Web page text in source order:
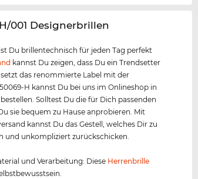
001 Designerbrillen
Du brillentechnisch für jeden Tag perfekt
kannst Du zeigen, dass Du ein Trendsetter
setzt das renommierte Label mit der
H kannst Du bei uns im Onlineshop in
Solltest Du die für Dich passenden
sie bequem zu Hause anprobieren. Mit
kannst Du das Gestell, welches Dir zu
und unkompliziert zurückschicken.
und Verarbeitung: Diese Herrenbrille